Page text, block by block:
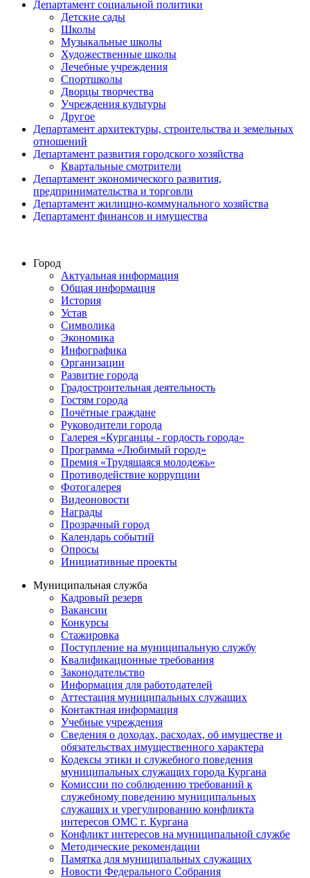
Департамент социальной политики
Детские сады
Школы
Музыкальные школы
Художественные школы
Лечебные учреждения
Спортшколы
Дворцы творчества
Учреждения культуры
Другое
Департамент архитектуры, строительства и земельных
отношений
Департамент развития городского хозяйства
Квартальные смотрители
Департамент экономического развития,
предпринимательства и торговли
Департамент жилищно-коммунального хозяйства
Департамент финансов и имущества
Город
Актуальная информация
Общая информация
История
Устав
Символика
Экономика
Инфографика
Организации
Развитие города
Градостроительная деятельность
Гостям города
Почётные граждане
Руководители города
Галерея «Курганцы - гордость города»
Программа «Любимый город»
Премия «Трудящаяся молодежь»
Противодействие коррупции
Фотогалерея
Видеоновости
Награды
Прозрачный город
Календарь событий
Опросы
Инициативные проекты
Муниципальная служба
Кадровый резерв
Вакансии
Конкурсы
Стажировка
Поступление на муниципальную службу
Квалификационные требования
Законодательство
Информация для работодателей
Аттестация муниципальных служащих
Контактная информация
Учебные учреждения
Сведения о доходах, расходах, об имуществе и
обязательствах имущественного характера
Кодексы этики и служебного поведения
муниципальных служащих города Кургана
Комиссии по соблюдению требований к
служебному поведению муниципальных
служащих и урегулированию конфликта
интересов ОМС г. Кургана
Конфликт интересов на муниципальной службе
Методические рекомендации
Памятка для муниципальных служащих
Новости Федерального Cобрания